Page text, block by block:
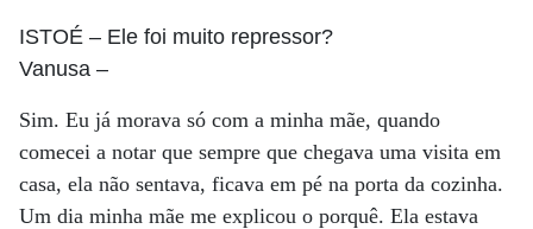
ISTOÉ – Ele foi muito repressor?
Vanusa –
Sim. Eu já morava só com a minha mãe, quando
comecei a notar que sempre que chegava uma visita em
casa, ela não sentava, ficava em pé na porta da cozinha.
Um dia minha mãe me explicou o porquê. Ela estava